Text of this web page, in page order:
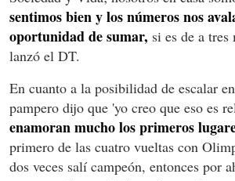
sentimos bien y los números nos
oportunidad de sumar, si es de a
lanzó el DT.
En cuanto a la posibilidad de escalar
pampero dijo que 'yo creo que eso es
enamoran mucho los primeros
primero de las cuatro vueltas con
dos veces salí campeón, entonces por